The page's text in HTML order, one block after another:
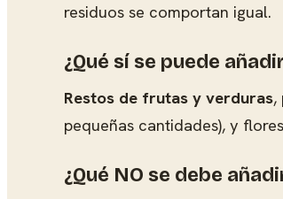
residuos se comportan igual.
¿Qué sí se puede
Restos de frutas y verduras,
pequeñas cantidades), y
¿Qué NO se debe